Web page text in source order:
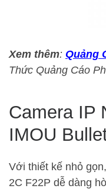
Xem thêm: Quảng
Thức Quảng Cáo
Camera IP
IMOU
Với thiết kế nhỏ
2C F22P dễ dàng